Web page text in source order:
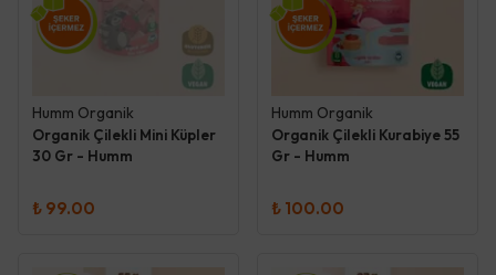
Humm Organik
Organik Çilekli Mini Küpler
30 Gr - Humm
₺ 99.00
Humm Organik
Organik Çilekli Kurabiye 55
Gr - Humm
₺ 100.00